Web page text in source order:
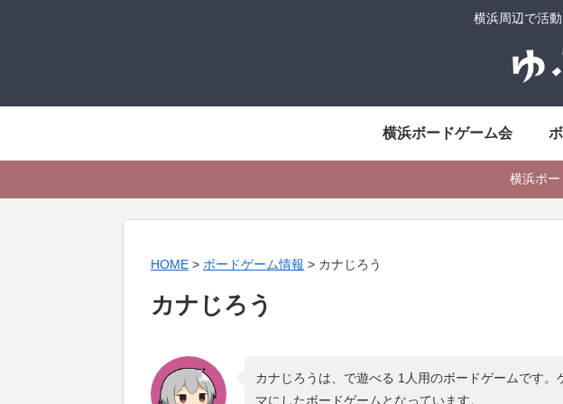
横浜周辺で活
横浜ボードゲーム会
横浜ボ
HOME > ボードゲーム情報 > カナじろう
カナじろう
カナじろうは、で遊べる 1人用のボードゲームです。
マにしたボードゲームとなっています。